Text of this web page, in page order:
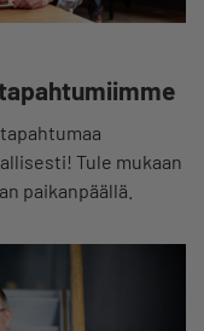
Tule mukaan
paikanpäällä.